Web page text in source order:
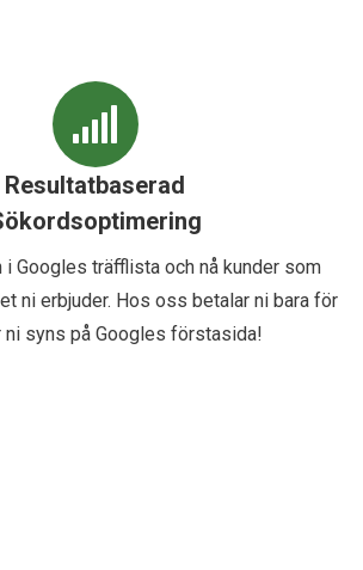
Resultatbaserad
i Googles träfflista och nå kunder som
ni erbjuder. Hos oss betalar ni bara för
ni syns på Googles förstasida!